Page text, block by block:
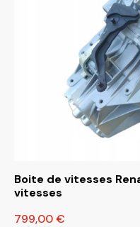
Boite de vitesses
vitesses
799,00€